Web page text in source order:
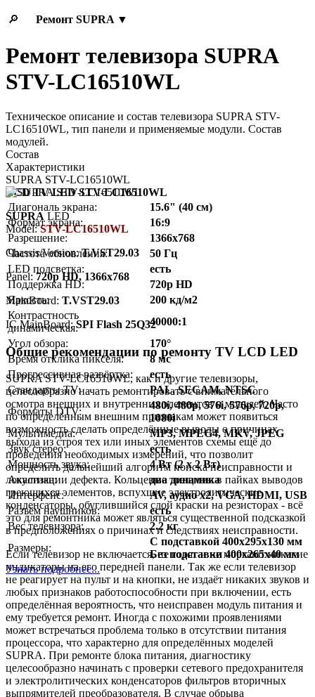
🔎 Ремонт SUPRA ▼
Ремонт телевизора SUPRA
STV-LC16510WL
Техническое описание и состав телевизора SUPRA STV-
LC16510WL, тип панели и применяемые модули. Состав
модулей.
Состав
Характеристики
SUPRA STV-LC16510WL
LCD TV LED STV-LC16510WL
Диагональ экрана:
15.6" (40 см)
Формат экрана:
16:9
Разрешение:
1366x768
Частота обновления:
50 Гц
LED подсветка:
есть
Поддержка HD:
720p HD
Яркость:
200 кд/м2
Контрастность
динамическая:
40000:1
Угол обзора:
170°
Время отклика пикселя:
8 мс
Прогрессивная развёртка:
есть
Стандарты TV:
PAL, SECAM, NTSC
Форматы DTV:
480i, 480p, 576i, 576p, 720p,
1080i
Мультимедиа:
MP3, MPEG4, MKV, JPEG
Звук стерео:
есть
Мощность звука:
4 Вт (2 x 2 Вт)
Акустика:
два динамика
Интерфейс:
AV, аудио x2, VGA, HDMI, USB
Разъём наушников:
есть
Вес телевизора:
2.2 кг
Размеры:
C подставкой 400x295x130 мм
Без подставки 400x265x40 мм
Узнать подробнее...
SUPRA LED
Model:STV-LC16510WL
Chassis/Version:T.VST29.03
Panel:720p HD, 1366x768
MainBoard: T.VST29.03
IC MainBoard:SPI Flash 25Q32
Общие рекомендации по ремонту TV LCD LED
SUPRA STV-LC16510WL, как и другие телевизоры,
целесообразно начать ремонтировать с внимательного
осмотра внешних и внутренних элементов и модулей. Часто
по определённым внешним признакам может появиться
возможность сделать определённые выводы о причинах
выхода из строя тех или иных элементов схемы ещё до
проведения необходимых измерений, что позволит
определить дальнейший алгоритм поиска неисправности и
локализации дефекта. Кольцевые трещины в пайках выводов
греющихся элементов, вспухшие электролитические
конденсаторы, обуглившийся слой краски на резисторах - всё
это для ремонтника может являться существенной подсказкой
в предположениях о причинах и следствиях неисправности.
Если телевизор не включается, не горят и не моргают никакие
индикаторы на его передней панели. Так же если телевизор
не реагирует на пульт и на кнопки, не издаёт никаких звуков и
любых признаков работоспособности при включении, есть
определённая вероятность, что неисправен модуль питания и
ему требуется ремонт. Иногда с похожими проявлениями
может встречаться проблема только в отсутствии питания
процессора, что характерно для определённых моделей
SUPRA. При ремонте блока питания, диагностику
целесообразно начинать с проверки сетевого предохранителя
и электролитических конденсаторов фильтров вторичных
выпрямителей преобразователя. В случае обрыва